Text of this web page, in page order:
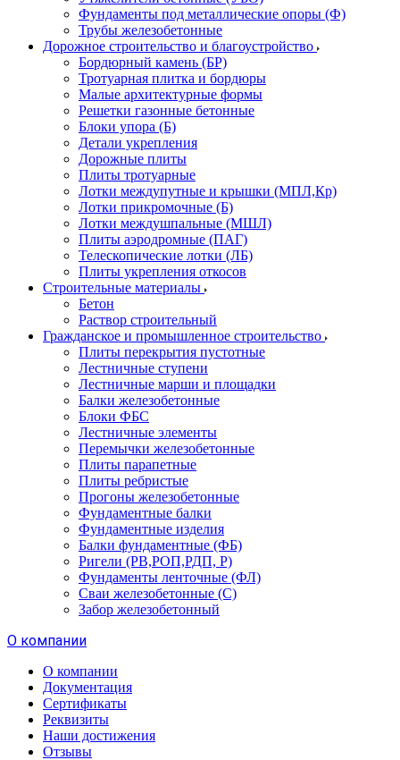
Фундаменты под металлические опоры (Ф)
Трубы железобетонные
Дорожное строительство и благоустройство
Бордюрный камень (БР)
Тротуарная плитка и бордюры
Малые архитектурные формы
Решетки газонные бетонные
Блоки упора (Б)
Детали укрепления
Дорожные плиты
Плиты тротуарные
Лотки междупутные и крышки (МПЛ,Кр)
Лотки прикромочные (Б)
Лотки междушпальные (МШЛ)
Плиты аэродромные (ПАГ)
Телескопические лотки (ЛБ)
Плиты укрепления откосов
Строительные материалы
Бетон
Раствор строительный
Гражданское и промышленное строительство
Плиты перекрытия пустотные
Лестничные ступени
Лестничные марши и площадки
Балки железобетонные
Блоки ФБС
Лестничные элементы
Перемычки железобетонные
Плиты парапетные
Плиты ребристые
Прогоны железобетонные
Фундаментные балки
Фундаментные изделия
Балки фундаментные (ФБ)
Ригели (РВ,РОП,РДП, Р)
Фундаменты ленточные (ФЛ)
Сваи железобетонные (С)
Забор железобетонный
О компании
О компании
Документация
Сертификаты
Реквизиты
Наши достижения
Отзывы